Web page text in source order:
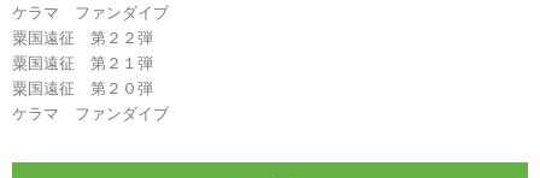
ケラマ ファンダイブ
粟国遠征 第２２弾
粟国遠征 第２１弾
粟国遠征 第２０弾
ケラマ ファンダイブ